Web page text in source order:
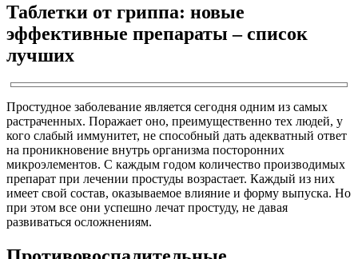
Таблетки от гриппа: новые
эффективные препараты – список
лучших
Простудное заболевание является сегодня одним из самых
растраченных. Поражает оно, преимущественно тех людей, у
кого слабый иммунитет, не способный дать адекватный ответ
на проникновение внутрь организма посторонних
микроэлементов. С каждым годом количество производимых
препарат при лечении простуды возрастает. Каждый из них
имеет свой состав, оказываемое влияние и форму выпуска. Но
при этом все они успешно лечат простуду, не давая
развиваться осложнениям.